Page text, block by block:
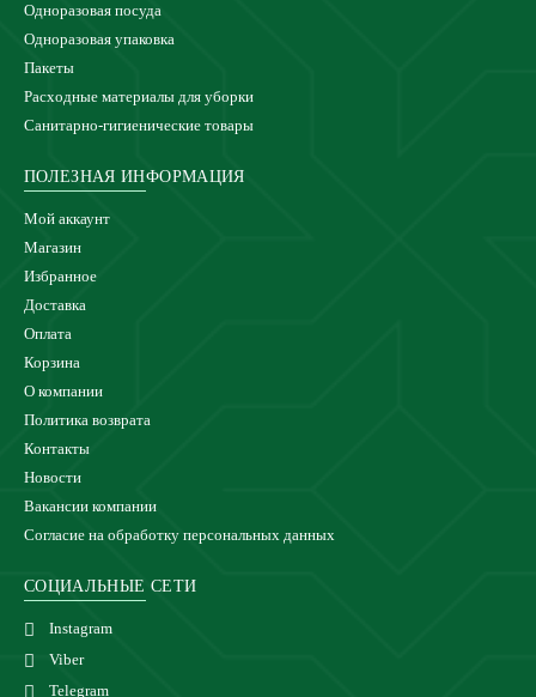
Одноразовая посуда
Одноразовая упаковка
Пакеты
Расходные материалы для уборки
Санитарно-гигиенические товары
ПОЛЕЗНАЯ ИНФОРМАЦИЯ
Мой аккаунт
Магазин
Избранное
Доставка
Оплата
Корзина
О компании
Политика возврата
Контакты
Новости
Вакансии компании
Согласие на обработку персональных данных
СОЦИАЛЬНЫЕ СЕТИ
Instagram
Viber
Telegram